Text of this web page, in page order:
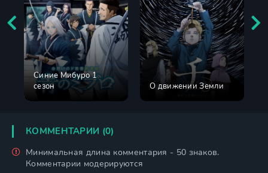
Синие Мибуро 1
сезон
О движении Земли
КОММЕНТАРИИ (0)
Минимальная длина комментария - 50 знаков.
Комментарии модерируются